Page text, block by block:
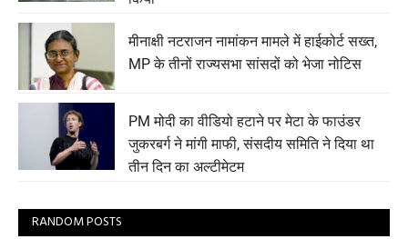
मीनाक्षी नटराजन नामांकन मामले में हाईकोर्ट सख्त,
MP के तीनों राज्यसभा सांसदों को भेजा नोटिस
PM मोदी का वीडियो हटाने पर मेटा के फाउंडर
जुकरबर्ग ने मांगी माफी, संसदीय समिति ने दिया था
तीन दिन का अल्टीमेटम
RANDOM POSTS